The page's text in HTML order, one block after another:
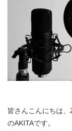
皆さんこんにちは
のAKITAです。